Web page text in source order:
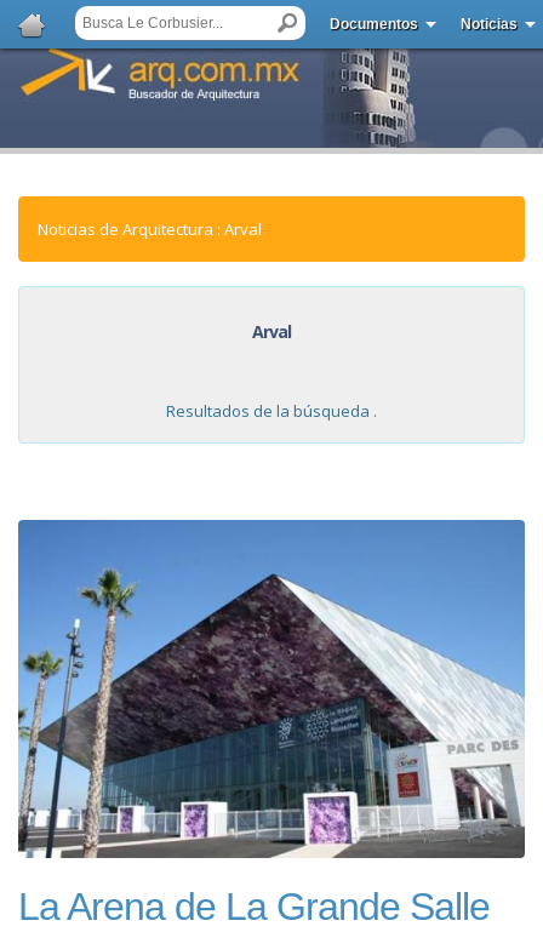
Documentos Noticias
Noticias de Arquitectura : Arval
Arval
Resultados de la búsqueda .
La Arena de La Grande Salle